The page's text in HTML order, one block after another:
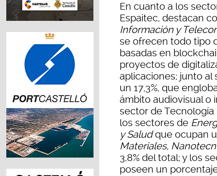
En cuanto a los
Espaitec, destacan
Información y
se ofrecen todo tipo
basadas en
proyectos de
aplicaciones; junto
un 17,3%, que
ámbito audiovisual o
sector de Tecnología
los sectores de
y Saludque ocupan
Materiales,
3,8% del total; y los
poseen un